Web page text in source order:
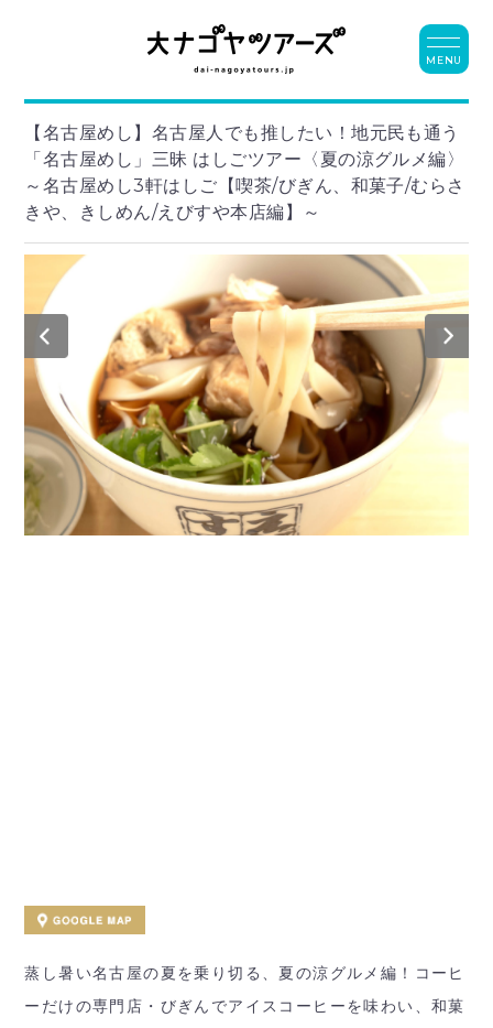
【名古屋めし】名古屋人でも推したい！地元民も通う
「名古屋めし」三昧 はしごツアー〈夏の涼グルメ編〉
～名古屋めし3軒はしご【喫茶/びぎん、和菓子/むらさ
きや、きしめん/えびすや本店編】～
蒸し暑い名古屋の夏を乗り切る、夏の涼グルメ編！コーヒ
ーだけの専門店・びぎんでアイスコーヒーを味わい、和菓
MENU